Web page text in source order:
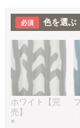
色を選ぶ
ホワイト【完
売】
×